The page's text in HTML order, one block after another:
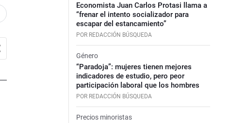
Economista Juan Carlos Protasi llama a
“frenar el intento socializador para
escapar del estancamiento”
POR REDACCIÓN BÚSQUEDA
Género
“Paradoja”: mujeres tienen mejores
indicadores de estudio, pero peor
participación laboral que los hombres
POR REDACCIÓN BÚSQUEDA
Precios minoristas